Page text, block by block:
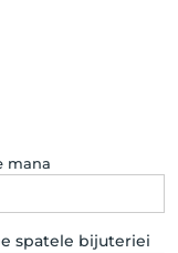
mana
spatele bijuteriei